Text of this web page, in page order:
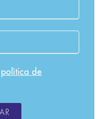
política de